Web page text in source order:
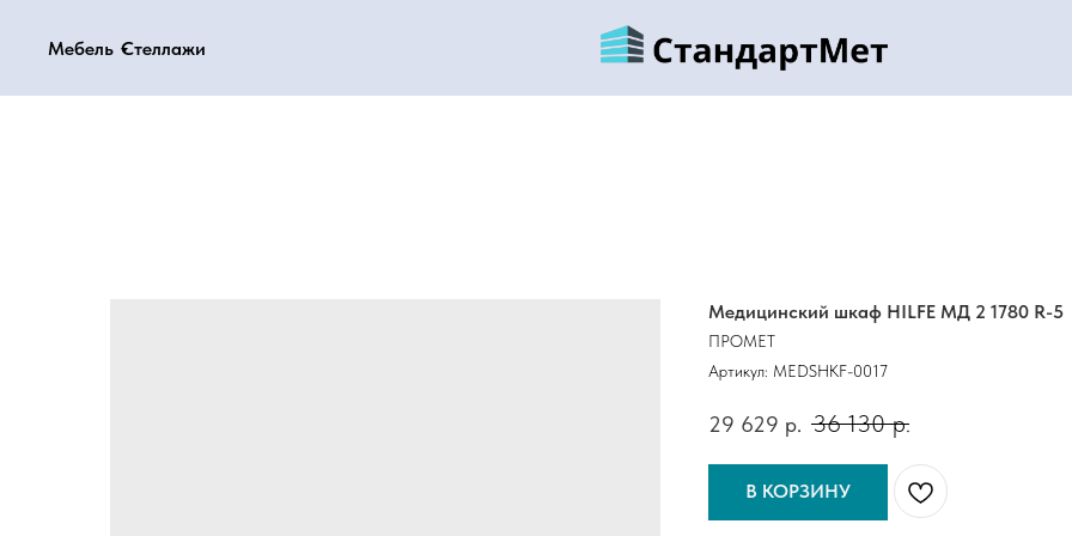
Мебель Стеллажи
Мебель Стеллажи
Медицинский шкаф HILFE МД 2 1780 R-5
ПРОМЕТ
Артикул: MEDSHKF-0017
29 629 р. 36 130 р.
В КОРЗИНУ